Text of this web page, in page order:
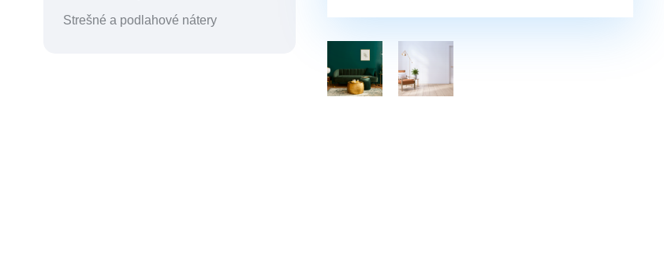
Strešné a podlahové nátery